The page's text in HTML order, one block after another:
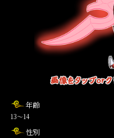
年齢
13～14
性別